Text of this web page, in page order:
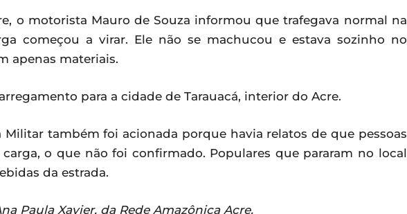
o motorista Mauro de Souza informou que trafegava normal na
começou a virar. Ele não se machucou e estava sozinho no
apenas materiais.
para a cidade de Tarauacá, interior do Acre.
Militar também foi acionada porque havia relatos de que pessoas
o que não foi confirmado. Populares que pararam no local
da estrada.
Paula Xavier, da Rede Amazônica Acre.